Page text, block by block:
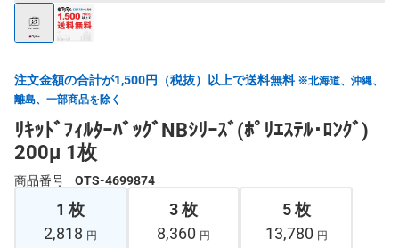
注文金額の合計が1,500円（税抜）以上で送料無料 ※北海道、沖縄、
離島、一部商品を除く
ﾘｷｯﾄﾞﾌｨﾙﾀｰﾊﾞｯｸﾞNBｼﾘｰｽﾞ(ﾎﾟﾘｴｽﾃﾙ･ﾛﾝｸﾞ)
200μ 1枚
商品番号 OTS-4699874
1 枚
2,818 円
3 枚
8,360 円
5 枚
13,780 円